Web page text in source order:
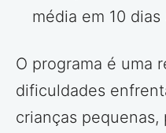
média em 10 dias
O programa é uma
dificuldades
crianças